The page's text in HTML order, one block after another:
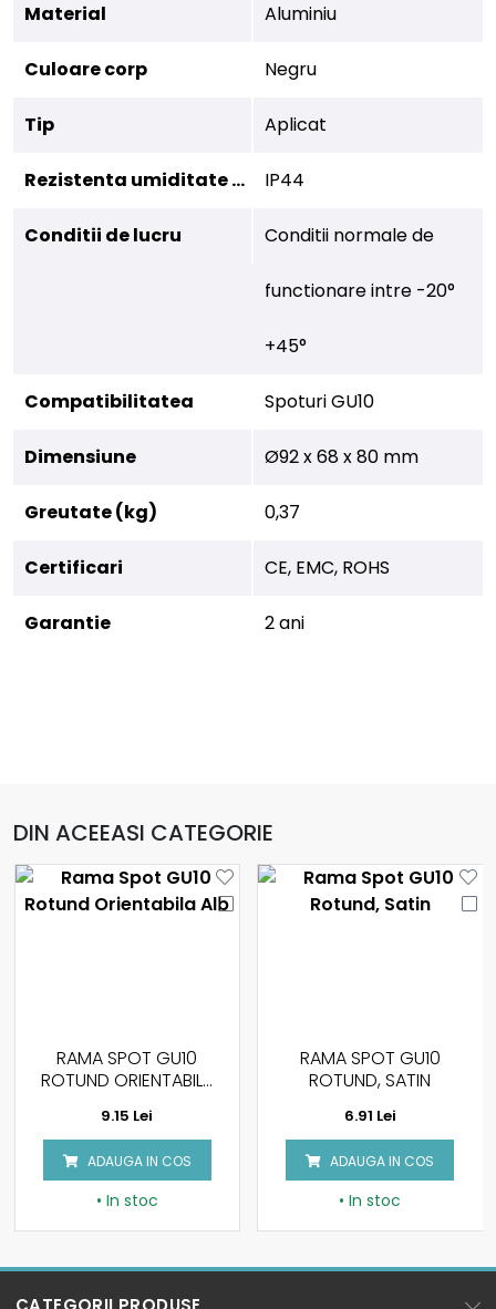
Material Aluminiu
Culoare corp Negru
Tip Aplicat
Rezistenta umiditate (IP) IP44
Conditii de lucru Conditii normale de
functionare intre -20°
+45°
Compatibilitatea Spoturi GU10
Dimensiune Ø92 x 68 x 80 mm
Greutate (kg) 0,37
Certificari CE, EMC, ROHS
Garantie 2 ani
DIN ACEEASI CATEGORIE
RAMA SPOT GU10
ROTUND ORIENTABILA
9.15 Lei
ADAUGA IN COS
• In stoc
RAMA SPOT GU10
ROTUND, SATIN
6.91 Lei
ADAUGA IN COS
• In stoc